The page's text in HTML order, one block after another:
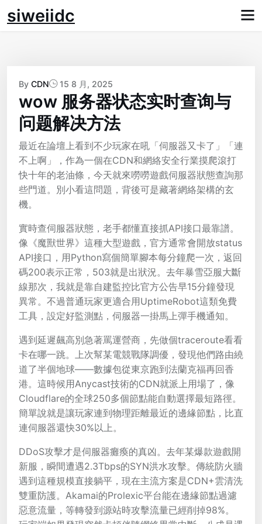
Skip
tosiweiidc
By CDN 15 8 月, 2025
wow 服务器状态实时查询与
问题解决方法
最近在論壇上看到不少玩家在吼「伺服器又卡了」「連
不上啊」，作為一個在CDN和網絡安全行業摸爬滾打
快十年的老油條，今天就來嘮嘮遊戲伺服器狀態查詢那
些門道。別小看這問題，背後可是藏著網絡架構的玄
機。
實時查伺服器狀態，老手都懂直接抓API接口最靠譜。
像《魔獸世界》這種大型遊戲，官方通常會開放status
API接口，用Python寫個簡單腳本每分鐘爬一次，返回
碼200表示正常，503就是出狀況。去年暴雪亞服大斷
線那次，我就是靠自建監控比官方公告早15分鐘發現
異常。不過普通玩家更適合用UptimeRobot這類免費
工具，設定好監測點，伺服器一掛馬上彈手機通知。
遇到延遲飆高別急著罵運營商，先做個traceroute看看
卡在哪一跳。上次幫某電競戰隊調優，發現他們路由繞
道了半個地球——數據包從東京跑到法蘭克福再回香
港。這時候用Anycast技術的CDN就派上用場了，像
Cloudflare的全球250多個節點能自動選擇最短路徑。
簡單說就是讓玩家連到物理距離最近的邊緣節點，比直
連伺服器還快30%以上。
DDoS攻擊才是伺服器癱瘓的真凶。去年某爆款遊戲開
新服，瞬間遭遇2.3Tbps的SYN洪水攻擊。傳統防火牆
遇到這種規模直接躺平，現在主流方案是CDN+雲清洗
雙重防護。Akamai的Prolexic平台能在邊緣節點過濾
惡意流量，等轉發到源站時攻擊流量已經削掉98%。